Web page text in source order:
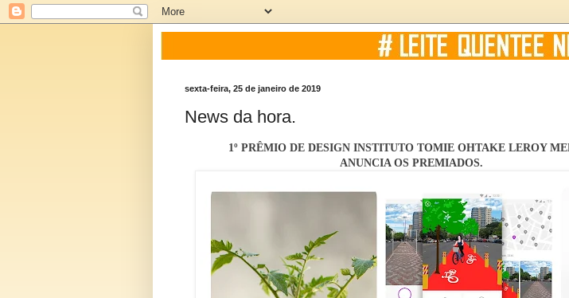
sexta-feira, 25 de janeiro de 2019
News da hora.
1º PRÊMIO DE DESIGN INSTITUTO TOMIE OHTAKE LEROY
ANUNCIA OS PREMIADOS.